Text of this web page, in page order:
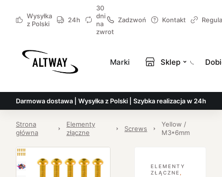
Wysyłka
z Polski
24h
30
dni
na
zwrot
Zadzwoń Kontakt
Marki Sklep
Darmowa dostawa | Wysyłka z Polski | Szybka realizacja w 24h
Strona
główna
Elementy
złączne
Screws
Yellow /
M3*6mm
ELEMENTY
ZŁĄCZNE